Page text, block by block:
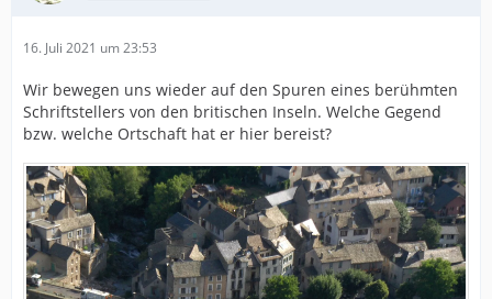
16. Juli 2021 um 23:53
Wir bewegen uns wieder auf den Spuren eines berühmten
Schriftstellers von den britischen Inseln. Welche Gegend
bzw. welche Ortschaft hat er hier bereist?